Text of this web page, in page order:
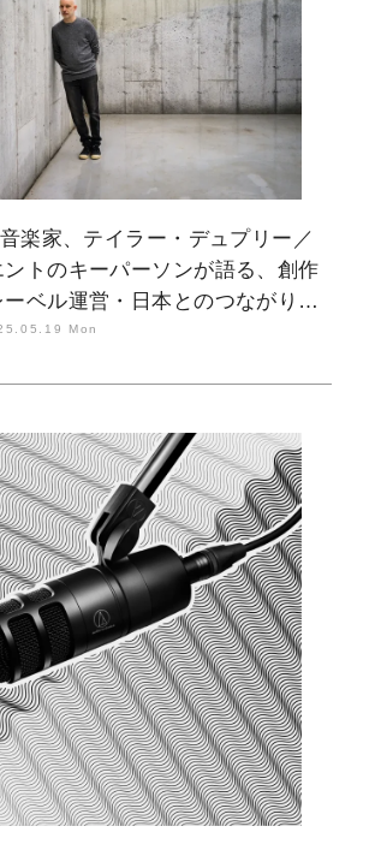
楽家、テイラー・デュプリー／
トのキーパーソンが語る、創作
ベル運営・日本とのつながり
Mon